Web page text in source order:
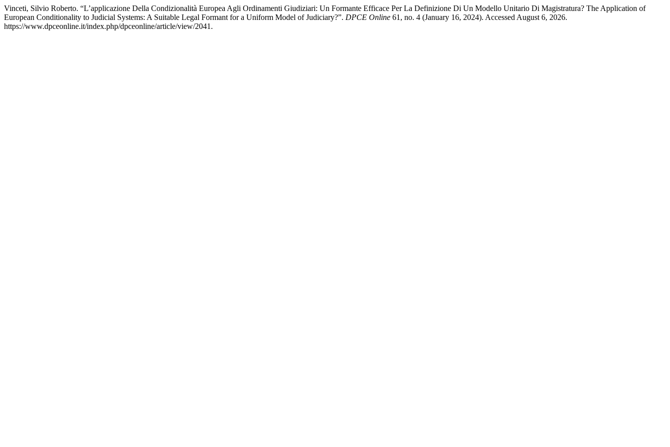
Vinceti, Silvio Roberto. “L’applicazione Della Condizionalità Europea Agli Ordinamenti Giudiziari: Un Formante Efficace Per La Definizione Di Un Modello Unitario Di Magistratura? The Application of
European Conditionality to Judicial Systems: A Suitable Legal Formant for a Uniform Model of Judiciary?”. DPCE Online 61, no. 4 (January 16, 2024). Accessed August 6, 2026.
https://www.dpceonline.it/index.php/dpceonline/article/view/2041.